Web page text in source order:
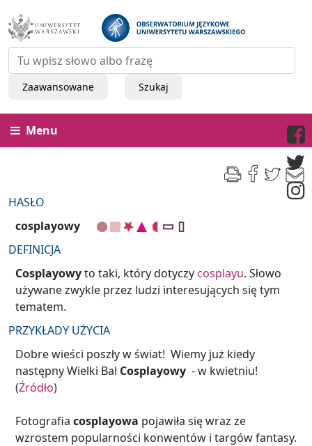
Zaawansowane Szukaj
Menu
HASŁO
cosplayowy
DEFINICJA
Cosplayowyto taki, który dotyczy cosplayu. Słowo
używane zwykle przez ludzi interesujących się tym
tematem.
PRZYKŁADY UŻYCIA
Dobre wieści poszły w świat! Wiemy już kiedy
następny Wielki Bal Cosplayowy - w kwietniu!
(Źródło)
Fotografia cosplayowa pojawiła się wraz ze
wzrostem popularności konwentów i targów fantasy.